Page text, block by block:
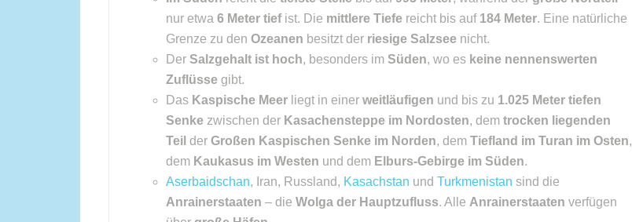
nur etwa 6 Meter tiefist. Die mittlere Tiefe reicht bis auf 184 Meter. Eine natürliche
Grenze zu den Ozeanen besitzt der riesige Salzsee nicht.
Der Salzgehalt ist hoch, besonders im Süden, wo es keine nennenswerten
Zuflüsse gibt.
Das Kaspische Meer liegt in einer weitläufigen und bis zu 1.025 Meter tiefen
Senke zwischen der Kasachensteppe im Nordosten, dem trocken liegenden
Teil der Großen Kaspischen Senke im Norden, dem Tiefland im Turan im Osten,
dem Kaukasus im Westen und dem Elburs-Gebirge im Süden.
Aserbaidschan, Iran, Russland, Kasachstan und Turkmenistan sind die
Anrainerstaaten – die Wolga der Hauptzufluss. Alle Anrainerstaaten verfügen